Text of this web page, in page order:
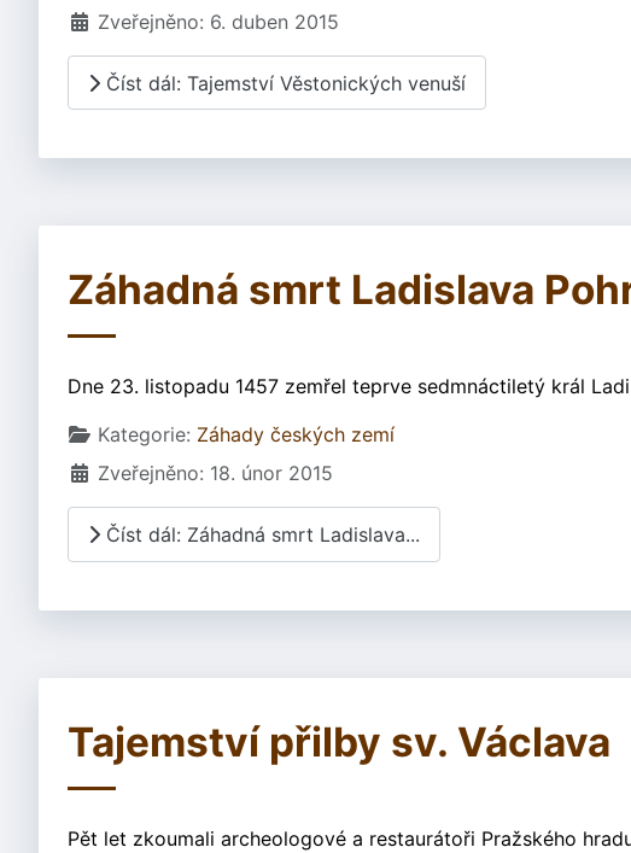
Zveřejněno: 6. duben 2015
Číst dál: Tajemství Věstonických venuší
Záhadná smrt Ladislava
Dne 23. listopadu 1457 zemřel teprve sedmnáctiletý král
Základní údaje
Kategorie: Záhady českých zemí
Zveřejněno: 18. únor 2015
Číst dál: Záhadná smrt Ladislava...
Tajemství přilby sv. Václava
Pět let zkoumali archeologové a restaurátoři Pražského